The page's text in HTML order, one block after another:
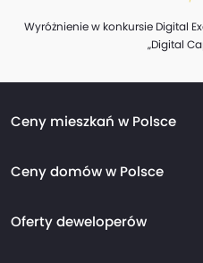
Wyróżnienie w konkursie Digital
„Digital
Ceny mieszkań w Polsce
Ceny mieszkań Kraków
Ceny mieszkań Wrocław
Ceny domów w Polsce
Ceny domów Kraków
Oferty deweloperów